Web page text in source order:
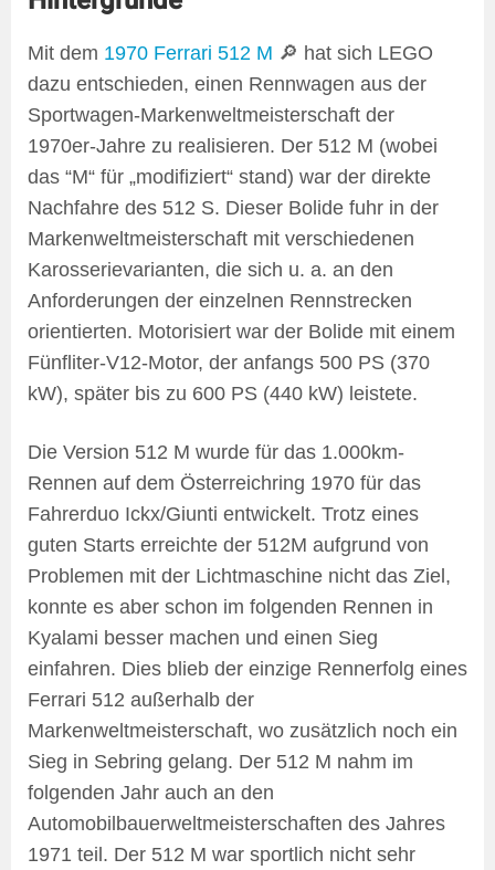
Mit dem 1970 Ferrari 512 M 🔎 hat sich LEGO
dazu entschieden, einen Rennwagen aus der
Sportwagen-Markenweltmeisterschaft der
1970er-Jahre zu realisieren. Der 512 M (wobei
das “M“ für „modifiziert“ stand) war der direkte
Nachfahre des 512 S. Dieser Bolide fuhr in der
Markenweltmeisterschaft mit verschiedenen
Karosserievarianten, die sich u. a. an den
Anforderungen der einzelnen Rennstrecken
orientierten. Motorisiert war der Bolide mit einem
Fünfliter-V12-Motor, der anfangs 500 PS (370
kW), später bis zu 600 PS (440 kW) leistete.
Die Version 512 M wurde für das 1.000km-
Rennen auf dem Österreichring 1970 für das
Fahrerduo Ickx/Giunti entwickelt. Trotz eines
guten Starts erreichte der 512M aufgrund von
Problemen mit der Lichtmaschine nicht das Ziel,
konnte es aber schon im folgenden Rennen in
Kyalami besser machen und einen Sieg
einfahren. Dies blieb der einzige Rennerfolg eines
Ferrari 512 außerhalb der
Markenweltmeisterschaft, wo zusätzlich noch ein
Sieg in Sebring gelang. Der 512 M nahm im
folgenden Jahr auch an den
Automobilbauerweltmeisterschaften des Jahres
1971 teil. Der 512 M war sportlich nicht sehr